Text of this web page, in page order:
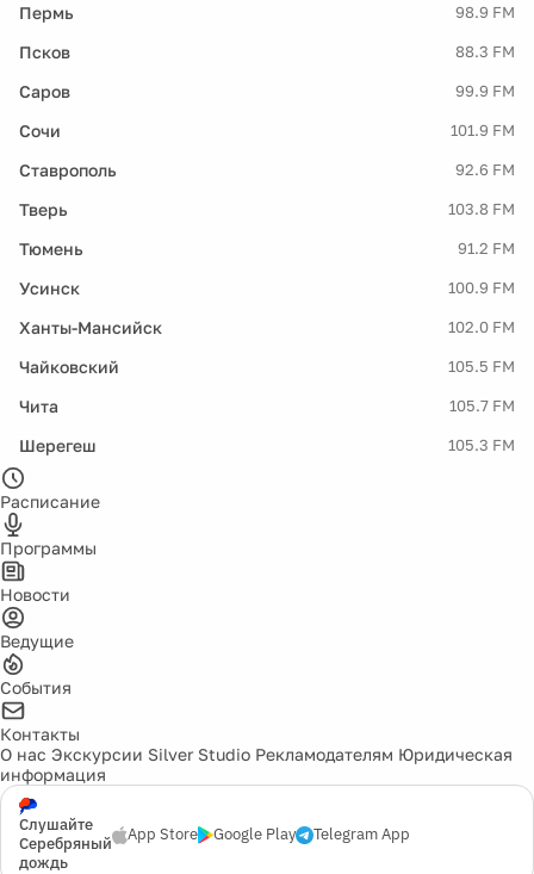
Пермь 98.9 FM
Псков 88.3 FM
Саров 99.9 FM
Сочи 101.9 FM
Ставрополь 92.6 FM
Тверь 103.8 FM
Тюмень 91.2 FM
Усинск 100.9 FM
Ханты-Мансийск 102.0 FM
Чайковский 105.5 FM
Чита 105.7 FM
Шерегеш 105.3 FM
Расписание
Программы
Новости
Ведущие
События
Контакты
О нас Экскурсии Silver Studio Рекламодателям Юридическая
информация
Слушайте
Серебряный
дождь
App Store Google Play Telegram App